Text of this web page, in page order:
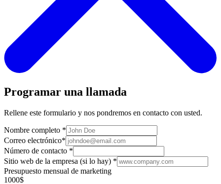
Programar una llamada
Rellene este formulario y nos pondremos en contacto con usted.
Nombre completo *
Correo electrónico*
Número de contacto *
Sitio web de la empresa (si lo hay) *
Presupuesto mensual de marketing
1000$